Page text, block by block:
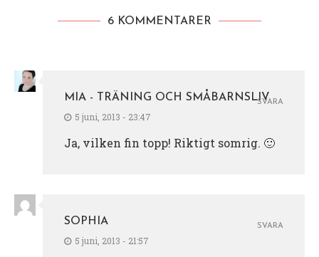
6 KOMMENTARER
MIA - TRÄNING OCH SMÅBARNSLIV
5 juni, 2013 - 23:47
Ja, vilken fin topp! Riktigt somrig. 🙂
SVARA
SOPHIA
5 juni, 2013 - 21:57
SVARA